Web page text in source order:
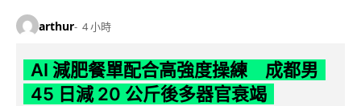
arthur 4 小時
AI 減肥餐單配合高強度操練 成都男
45 日減 20 公斤後多器官衰竭